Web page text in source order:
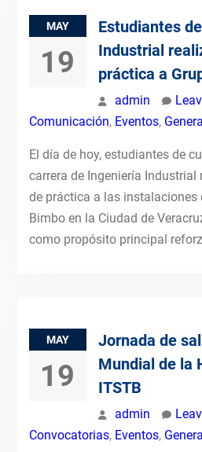
MAY
19
Estudiantes
Industrial
práctica a
admin
Comunicación, Eventos, General
El día de hoy, estudiantes de
carrera de Ingeniería
de práctica a las instalaciones
Bimbo en la Ciudad de
como propósito principal
MAY
19
Jornada de
Mundial de la
ITSTB
admin
Convocatorias, Eventos, General